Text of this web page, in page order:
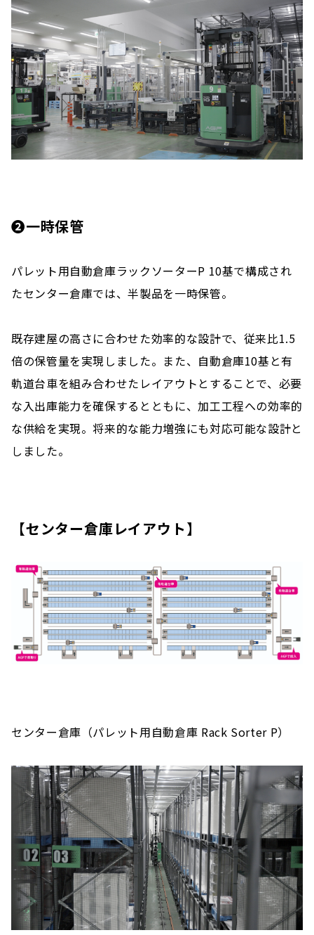
❷一時保管
パレット用自動倉庫ラックソーターP 10基で構成され
たセンター倉庫では、半製品を一時保管。
既存建屋の高さに合わせた効率的な設計で、従来比1.5
倍の保管量を実現しました。また、自動倉庫10基と有
軌道台車を組み合わせたレイアウトとすることで、必要
な入出庫能力を確保するとともに、加工工程への効率的
な供給を実現。将来的な能力増強にも対応可能な設計と
しました。
【センター倉庫レイアウト】
センター倉庫（パレット用自動倉庫 Rack Sorter P）